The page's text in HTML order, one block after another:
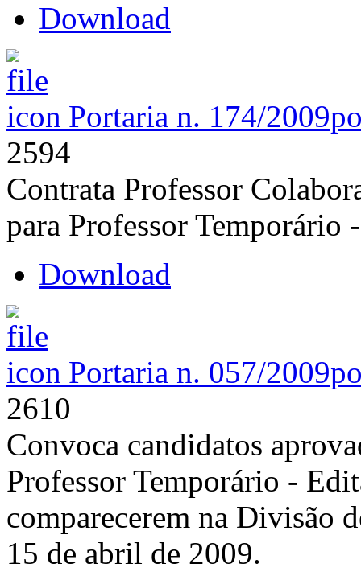
Download
Portaria n. 174/2009
2594
Contrata Professor
para Professor
Download
Portaria n. 057/2009
2610
Convoca candidatos
Professor Temporário -
comparecerem na Divisão
15 de abril de 2009.